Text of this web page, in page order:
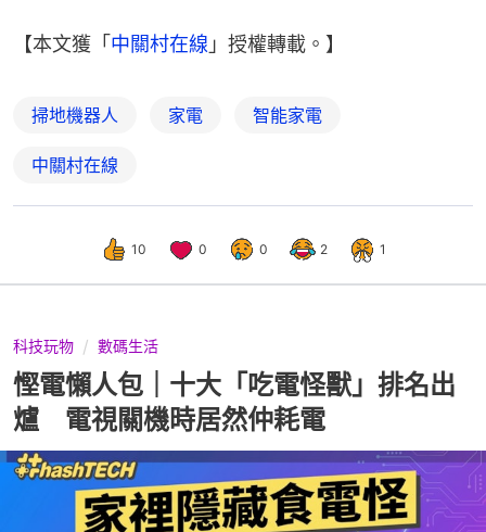
【本文獲「 中關村在線 」授權轉載。】
掃地機器人 家電 智能家電
中關村在線
10 0 0 2 1
科技玩物 數碼生活
慳電懶人包｜十大「吃電怪獸」排名出
爐 電視關機時居然仲耗電